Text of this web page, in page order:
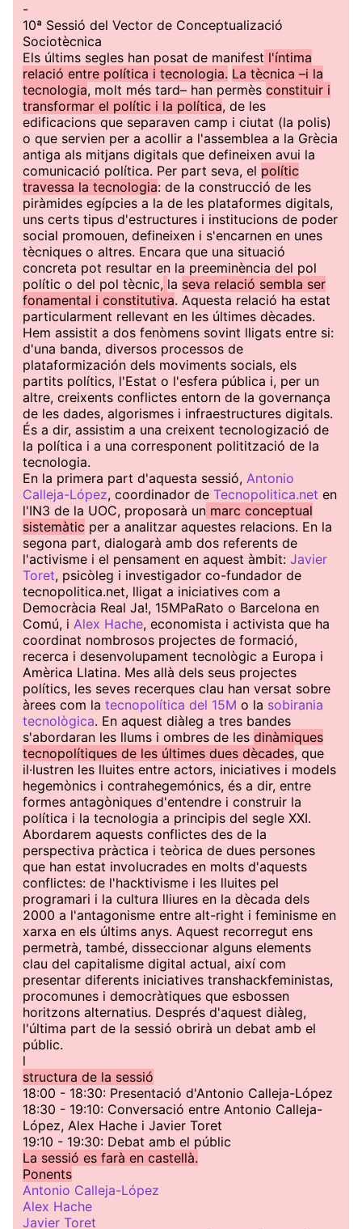
-
10ª Sessió del Vector de Conceptualizació
Sociotècnica
Els últims segles han posat de manifest l'íntima
relació entre política i tecnologia. La tècnica –i la
tecnologia, molt més tard– han permès constituir i
transformar el polític i la política, de les
edificacions que separaven camp i ciutat (la polis)
o que servien per a acollir a l'assemblea a la Grècia
antiga als mitjans digitals que defineixen avui la
comunicació política. Per part seva, el polític
travessa la tecnologia: de la construcció de les
piràmides egípcies a la de les plataformes digitals,
uns certs tipus d'estructures i institucions de poder
social promouen, defineixen i s'encarnen en unes
tècniques o altres. Encara que una situació
concreta pot resultar en la preeminència del pol
polític o del pol tècnic, la seva relació sembla ser
fonamental i constitutiva. Aquesta relació ha estat
particularment rellevant en les últimes dècades.
Hem assistit a dos fenòmens sovint lligats entre si:
d'una banda, diversos processos de
plataformización dels moviments socials, els
partits polítics, l'Estat o l'esfera pública i, per un
altre, creixents conflictes entorn de la governança
de les dades, algorismes i infraestructures digitals.
És a dir, assistim a una creixent tecnologizació de
la política i a una corresponent politització de la
tecnologia.
En la primera part d'aquesta sessió, Antonio
Calleja-López, coordinador de Tecnopolitica.net en
l'IN3 de la UOC, proposarà un marc conceptual
sistemàtic per a analitzar aquestes relacions. En la
segona part, dialogarà amb dos referents de
l'activisme i el pensament en aquest àmbit: Javier
Toret, psicòleg i investigador co-fundador de
tecnopolitica.net, lligat a iniciatives com a
Democràcia Real Ja!, 15MPaRato o Barcelona en
Comú, i Alex Hache, economista i activista que ha
coordinat nombrosos projectes de formació,
recerca i desenvolupament tecnològic a Europa i
Amèrica Llatina. Mes allà dels seus projectes
polítics, les seves recerques clau han versat sobre
àrees com la tecnopolítica del 15M o la sobirania
tecnològica. En aquest diàleg a tres bandes
s'abordaran les llums i ombres de les dinàmiques
tecnopolítiques de les últimes dues dècades, que
il·lustren les lluites entre actors, iniciatives i models
hegemònics i contrahegemónics, és a dir, entre
formes antagòniques d'entendre i construir la
política i la tecnologia a principis del segle XXI.
Abordarem aquests conflictes des de la
perspectiva pràctica i teòrica de dues persones
que han estat involucrades en molts d'aquests
conflictes: de l'hacktivisme i les lluites pel
programari i la cultura lliures en la dècada dels
2000 a l'antagonisme entre alt-right i feminisme en
xarxa en els últims anys. Aquest recorregut ens
permetrà, també, disseccionar alguns elements
clau del capitalisme digital actual, així com
presentar diferents iniciatives transhackfeministas,
procomunes i democràtiques que esbossen
horitzons alternatius. Després d'aquest diàleg,
l'última part de la sessió obrirà un debat amb el
públic.
l
structura de la sessió
18:00 - 18:30: Presentació d'Antonio Calleja-López
18:30 - 19:10: Conversació entre Antonio Calleja-
López, Alex Hache i Javier Toret
19:10 - 19:30: Debat amb el públic
La sessió es farà en castellà.
Ponents
Antonio Calleja-López
Alex Hache
Javier Toret